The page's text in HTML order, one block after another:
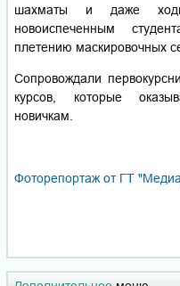
шахматы и даже
новоиспеченным
плетению маскировочных
Сопровождали
курсов, которые
новичкам.
Фоторепортаж от ГТ